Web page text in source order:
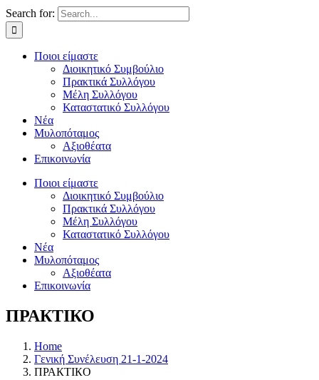
Search for:
Ποιοι είμαστε
Διοικητικό Συμβούλιο
Πρακτικά Συλλόγου
Μέλη Συλλόγου
Καταστατικό Συλλόγου
Νέα
Μυλοπόταμος
Αξιοθέατα
Επικοινωνία
Ποιοι είμαστε
Διοικητικό Συμβούλιο
Πρακτικά Συλλόγου
Μέλη Συλλόγου
Καταστατικό Συλλόγου
Νέα
Μυλοπόταμος
Αξιοθέατα
Επικοινωνία
ПРАКТІКО
Home
Γενική Συνέλευση 21-1-2024
ПРАКТІКО